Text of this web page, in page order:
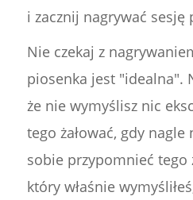
i zacznij nagrywać sesję
Nie czekaj z
piosenka jest "idealna".
że nie wymyślisz nic
tego żałować, gdy nagle
sobie przypomnieć tego
który właśnie